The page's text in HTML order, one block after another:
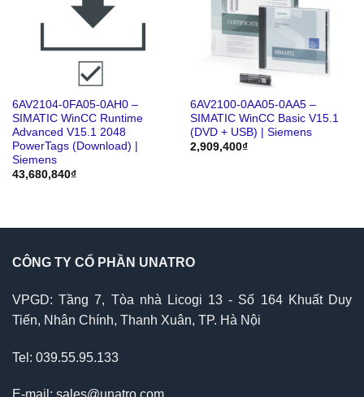
6AV2104-0FA05-0AH0 –
SIMATIC WinCC Runtime
Advanced V15.1 2048
PowerTags (Download) |
Siemens
43,680,840₫
6AV2100-0AA05-0AA5 –
SIMATIC WinCC Basic V15.1
(DVD + USB) | Siemens
2,909,400₫
CÔNG TY CỔ PHẦN UNATRO
VPGD: Tầng 7, Tòa nhà Licogi 13 - Số 164 Khuất Duy
Tiến, Nhân Chính, Thanh Xuân, TP. Hà Nội
Tel: 039.55.95.133